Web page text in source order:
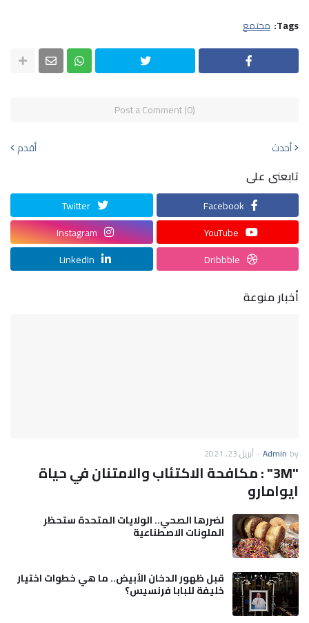
Tags: مجتمع
Post a Comment (0)
أحدث أقدم
تابعنى على
Facebook
Twitter
YouTube
Instagram
Dribbble
LinkedIn
أخبار منوعة
by
Admin
- أبريل 23, 2021
"3M" : مكافحة الاكتئاب والامتنان في حياة
ايوامارو
لضررها الصحي.. الولايات المتحدة ستحظر
الملونات الاصطناعية
قبل ظهور الدخان الأبيض.. ما هي خطوات اختيار
خليفة للبابا فرنسيس؟